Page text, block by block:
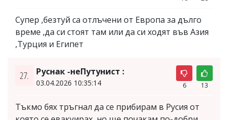
Супер ,безтуй са отлъчени от Европа за дълго
време ,да си стоят там или да си ходят във Азия
,Турция и Египет
27. Руснак -неПутунист :
03.04.2026 10:35:14 6 13
Тъкмо бях тръгнал да се прибирам в Русия от